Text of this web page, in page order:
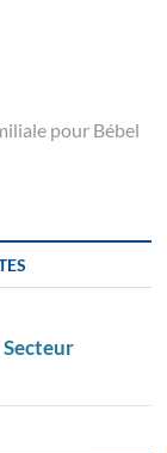
pour Bébel